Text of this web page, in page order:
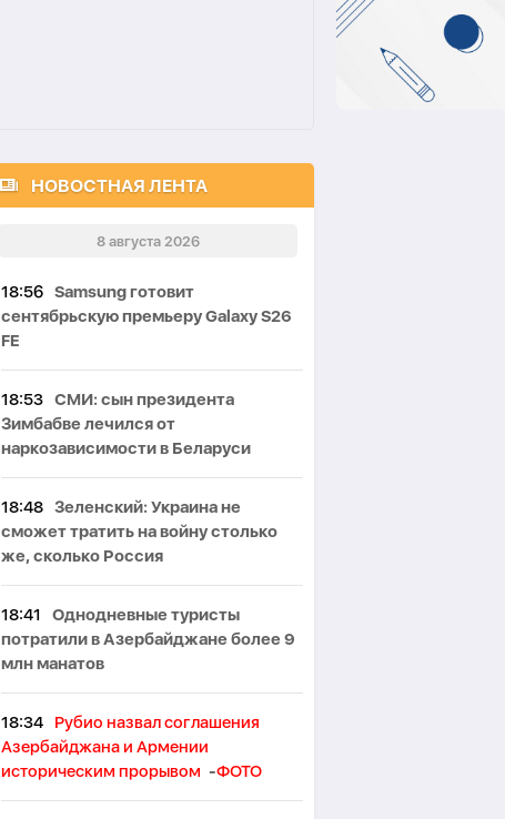
НОВОСТНАЯ ЛЕНТА
8 августа 2026
18:56 Samsung готовит
сентябрьскую премьеру Galaxy S26
FE
18:53 СМИ: сын президента
Зимбабве лечился от
наркозависимости в Беларуси
18:48 Зеленский: Украина не
сможет тратить на войну столько
же, сколько Россия
18:41
Однодневные туристы
потратили в Азербайджане более 9
млн манатов
18:34
Рубио назвал соглашения
Азербайджана и Армении
историческим прорывом -ФОТО